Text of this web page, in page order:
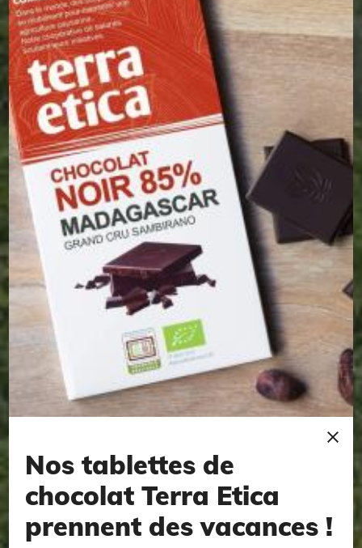
Nos tablettes de
chocolat Terra Etica
prennent des vacances !